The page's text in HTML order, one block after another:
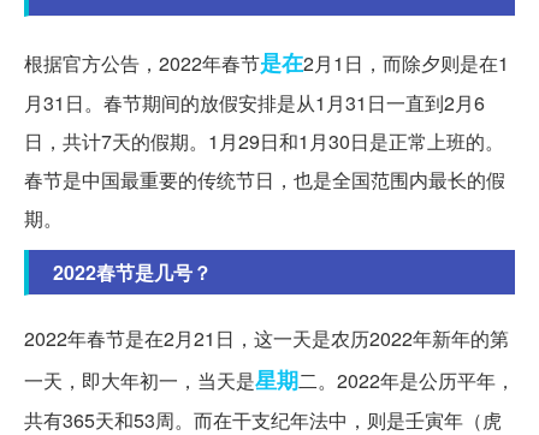
根据官方公告，2022年春节是在2月1日，而除夕则是在1
月31日。春节期间的放假安排是从1月31日一直到2月6
日，共计7天的假期。1月29日和1月30日是正常上班的。
春节是中国最重要的传统节日，也是全国范围内最长的假
期。
2022春节是几号？
2022年春节是在2月21日，这一天是农历2022年新年的第
一天，即大年初一，当天是星期二。2022年是公历平年，
共有365天和53周。而在干支纪年法中，则是壬寅年（虎